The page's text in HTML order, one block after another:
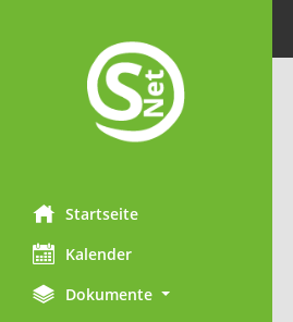
Startseite
Kalender
Dokumente